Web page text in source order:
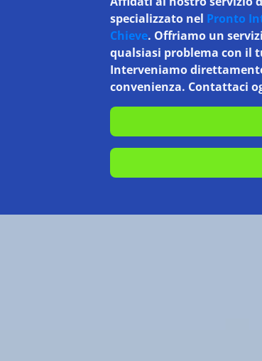
specializzato nel Pronto
Chieve. Offriamo un
qualsiasi problema con il
Interveniamo
convenienza. Contattaci